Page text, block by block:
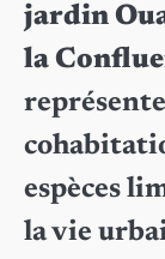
jardin
la
espèces
la vie